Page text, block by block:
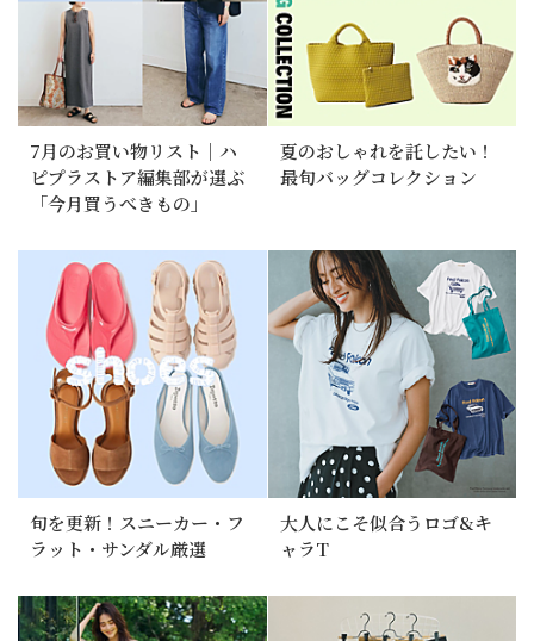
7月のお買い物リスト｜ハ
ピプラストア編集部が選ぶ
「今月買うべきもの」
夏のおしゃれを託したい！
最旬バッグコレクション
旬を更新！スニーカー・フ
ラット・サンダル厳選
大人にこそ似合うロゴ&キ
ャラT